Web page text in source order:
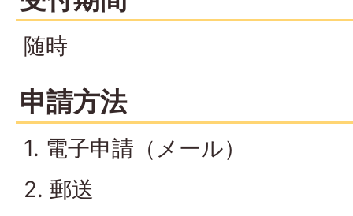
随時
申請方法
1. 電子申請（メール）
2. 郵送